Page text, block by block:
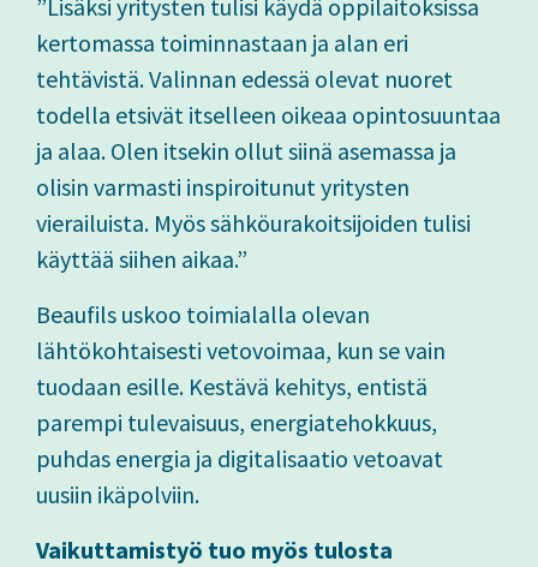
”Lisäksi yritysten tulisi käydä oppilaitoksissa
kertomassa toiminnastaan ja alan eri
tehtävistä. Valinnan edessä olevat nuoret
todella etsivät itselleen oikeaa opintosuuntaa
ja alaa. Olen itsekin ollut siinä asemassa ja
olisin varmasti inspiroitunut yritysten
vierailuista. Myös sähköurakoitsijoiden tulisi
käyttää siihen aikaa.”
Beaufils uskoo toimialalla olevan
lähtökohtaisesti vetovoimaa, kun se vain
tuodaan esille. Kestävä kehitys, entistä
parempi tulevaisuus, energiatehokkuus,
puhdas energia ja digitalisaatio vetoavat
uusiin ikäpolviin.
Vaikuttamistyö tuo myös tulosta